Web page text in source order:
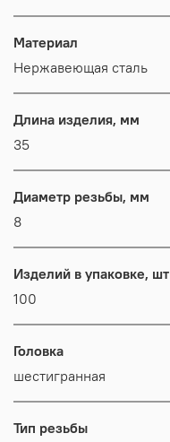
Материал
Нержавеющая сталь
Длина изделия, мм
35
Диаметр резьбы, мм
8
Изделий в упаковке, шт
100
Головка
шестигранная
Тип резьбы